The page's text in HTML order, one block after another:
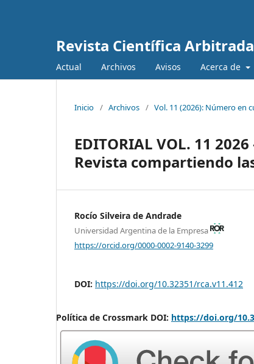
Revista Científica
Actual Archivos Avisos Acerca de
Inicio / Archivos / Vol. 11 (2026): Número en
EDITORIAL VOL. 11
Revista compartiendo
Rocío Silveira de Andrade
Universidad Argentina de la Empresa
https://orcid.org/0000-0002-9140-3299
DOI: https://doi.org/10.32351/rca.v11.412
Política de Crossmark DOI: https://doi.org/